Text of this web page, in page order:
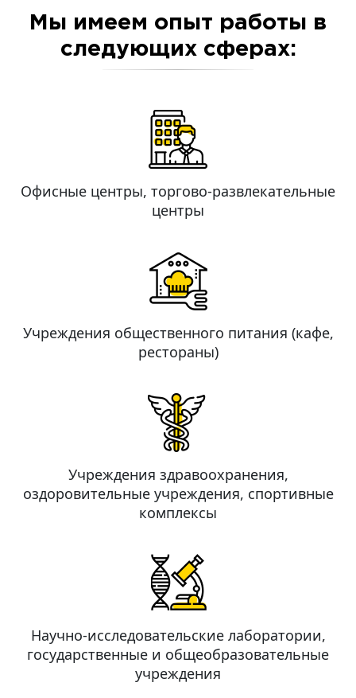
Мы имеем опыт работы в
следующих сферах:
Офисные центры, торгово-развлекательные
центры
Учреждения общественного питания (кафе,
рестораны)
Учреждения здравоохранения,
оздоровительные учреждения, спортивные
комплексы
Научно-исследовательские лаборатории,
государственные и общеобразовательные
учреждения